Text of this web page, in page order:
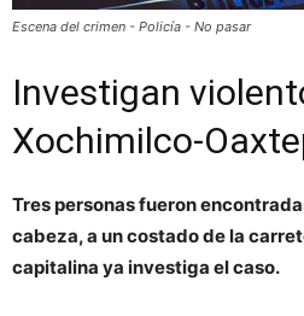
Escena del crimen - Policía - No pasar
Investigan
Xochimilco-
Tres personas fueron
cabeza, a un costado de la
capitalina ya investiga el caso.